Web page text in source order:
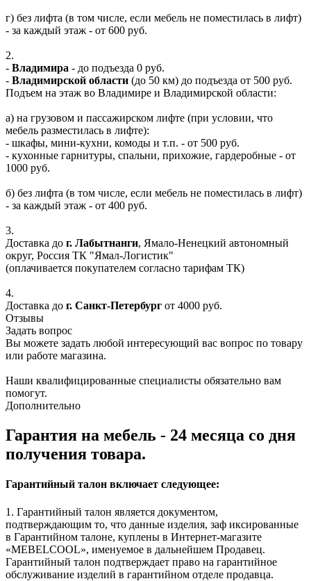
г) без лифта (в том числе, если мебель не поместилась в лифт)
- за каждый этаж - от 600 руб.
2.
- Владимира - до подъезда 0 руб.
- Владимирской области (до 50 км) до подъезда от 500 руб.
Подъем на этаж во Владимире и Владимирской области:
а) на грузовом и пассажирском лифте (при условии, что
мебель разместилась в лифте):
- шкафы, мини-кухни, комоды и т.п. - от 500 руб.
- кухонные гарнитуры, спальни, прихожие, гардеробные - от
1000 руб.
б) без лифта (в том числе, если мебель не поместилась в лифт)
- за каждый этаж - от 400 руб.
3.
Доставка до г. Лабытнанги, Ямало-Ненецкий автономный
округ, Россия ТК "Ямал-Логистик"
(оплачивается покупателем согласно тарифам ТК)
4.
Доставка до г. Санкт-Петербург от 4000 руб.
Отзывы
Задать вопрос
Вы можете задать любой интересующий вас вопрос по товару
или работе магазина.
Наши квалифицированные специалисты обязательно вам
помогут.
Дополнительно
Гарантия на мебель - 24 месяца со дня
получения товара.
Гарантийный талон включает следующее:
1. Гарантийный талон является документом,
подтверждающим то, что данные изделия, заф иксированные
в Гарантийном талоне, куплены в Интернет-магазите
«MEBELCOOL», именуемое в дальнейшем Продавец.
Гарантийный талон подтверждает право на гарантийное
обслуживание изделий в гарантийном отделе продавца.